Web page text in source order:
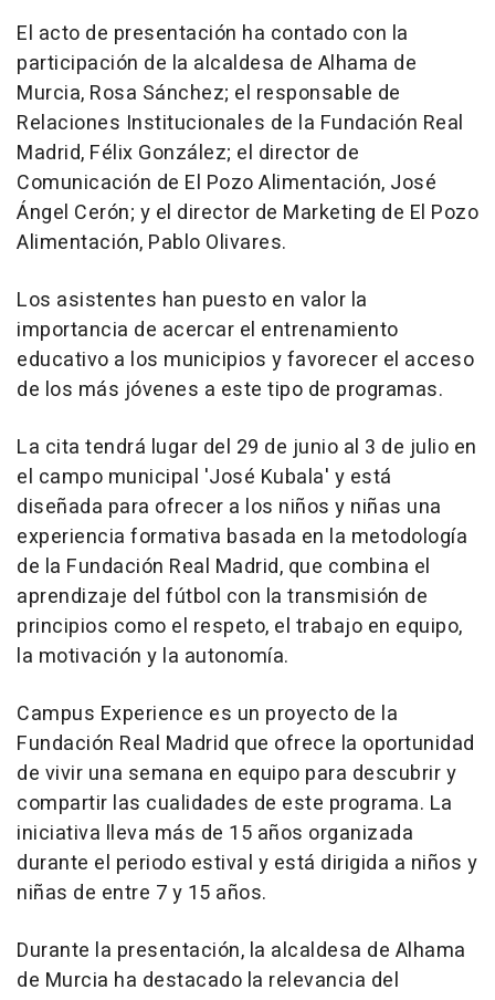
El acto de presentación ha contado con la
participación de la alcaldesa de Alhama de
Murcia, Rosa Sánchez; el responsable de
Relaciones Institucionales de la Fundación Real
Madrid, Félix González; el director de
Comunicación de El Pozo Alimentación, José
Ángel Cerón; y el director de Marketing de El Pozo
Alimentación, Pablo Olivares.
Los asistentes han puesto en valor la
importancia de acercar el entrenamiento
educativo a los municipios y favorecer el acceso
de los más jóvenes a este tipo de programas.
La cita tendrá lugar del 29 de junio al 3 de julio en
el campo municipal 'José Kubala' y está
diseñada para ofrecer a los niños y niñas una
experiencia formativa basada en la metodología
de la Fundación Real Madrid, que combina el
aprendizaje del fútbol con la transmisión de
principios como el respeto, el trabajo en equipo,
la motivación y la autonomía.
Campus Experience es un proyecto de la
Fundación Real Madrid que ofrece la oportunidad
de vivir una semana en equipo para descubrir y
compartir las cualidades de este programa. La
iniciativa lleva más de 15 años organizada
durante el periodo estival y está dirigida a niños y
niñas de entre 7 y 15 años.
Durante la presentación, la alcaldesa de Alhama
de Murcia ha destacado la relevancia del